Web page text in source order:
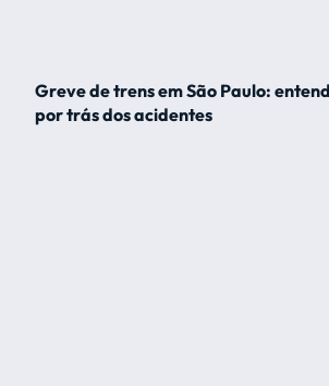
Greve de trens em São Paulo:
por trás dos acidentes